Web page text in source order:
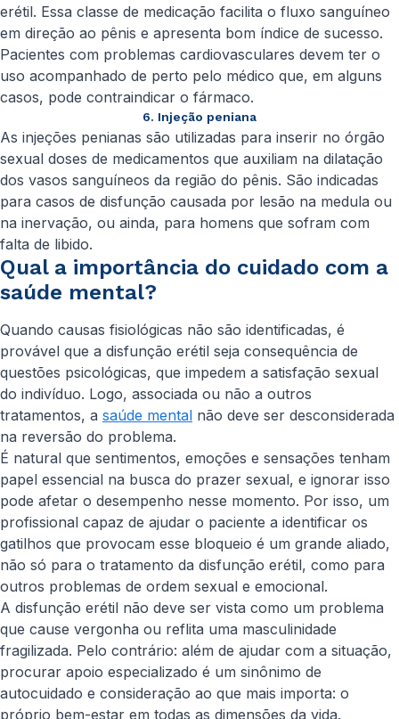
erétil. Essa classe de medicação facilita o fluxo sanguíneo
em direção ao pênis e apresenta bom índice de sucesso.
Pacientes com problemas cardiovasculares devem ter o
uso acompanhado de perto pelo médico que, em alguns
casos, pode contraindicar o fármaco.
6. Injeção peniana
As injeções penianas são utilizadas para inserir no órgão
sexual doses de medicamentos que auxiliam na dilatação
dos vasos sanguíneos da região do pênis. São indicadas
para casos de disfunção causada por lesão na medula ou
na inervação, ou ainda, para homens que sofram com
falta de libido.
Qual a importância do cuidado com a
saúde mental?
Quando causas fisiológicas não são identificadas, é
provável que a disfunção erétil seja consequência de
questões psicológicas, que impedem a satisfação sexual
do indivíduo. Logo, associada ou não a outros
tratamentos, a saúde mental não deve ser desconsiderada
na reversão do problema.
É natural que sentimentos, emoções e sensações tenham
papel essencial na busca do prazer sexual, e ignorar isso
pode afetar o desempenho nesse momento. Por isso, um
profissional capaz de ajudar o paciente a identificar os
gatilhos que provocam esse bloqueio é um grande aliado,
não só para o tratamento da disfunção erétil, como para
outros problemas de ordem sexual e emocional.
A disfunção erétil não deve ser vista como um problema
que cause vergonha ou reflita uma masculinidade
fragilizada. Pelo contrário: além de ajudar com a situação,
procurar apoio especializado é um sinônimo de
autocuidado e consideração ao que mais importa: o
próprio bem-estar em todas as dimensões da vida.